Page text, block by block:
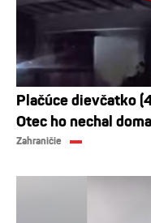
Plačúce dievčatko
Otec ho nechal
Zahraničie